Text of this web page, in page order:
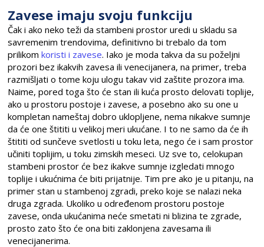
Zavese imaju svoju funkciju
Čak i ako neko teži da stambeni prostor uredi u skladu sa
savremenim trendovima, definitivno bi trebalo da tom
prilikomkoristi i zavese. Iako je moda takva da su poželjni
prozori bez ikakvih zavesa ili venecijanera, na primer, treba
razmišljati o tome koju ulogu takav vid zaštite prozora ima.
Naime, pored toga što će stan ili kuća prosto delovati toplije,
ako u prostoru postoje i zavese, a posebno ako su one u
kompletan nameštaj dobro uklopljene, nema nikakve sumnje
da će one štititi u velikoj meri ukućane. I to ne samo da će ih
štititi od sunčeve svetlosti u toku leta, nego će i sam prostor
učiniti toplijim, u toku zimskih meseci. Uz sve to, celokupan
stambeni prostor će bez ikakve sumnje izgledati mnogo
toplije i ukućnima će biti prijatnije. Tim pre ako je u pitanju, na
primer stan u stambenoj zgradi, preko koje se nalazi neka
druga zgrada. Ukoliko u određenom prostoru postoje
zavese, onda ukućanima neće smetati ni blizina te zgrade,
prosto zato što će ona biti zaklonjena zavesama ili
venecijanerima.